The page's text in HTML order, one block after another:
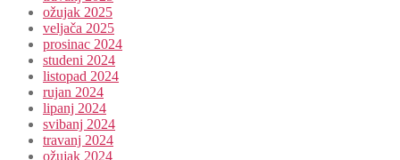
ožujak 2025
veljača 2025
prosinac 2024
studeni 2024
listopad 2024
rujan 2024
lipanj 2024
svibanj 2024
travanj 2024
ožujak 2024